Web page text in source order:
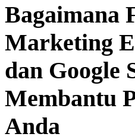
Bagaimana
Marketing
dan Google
Membantu
Anda